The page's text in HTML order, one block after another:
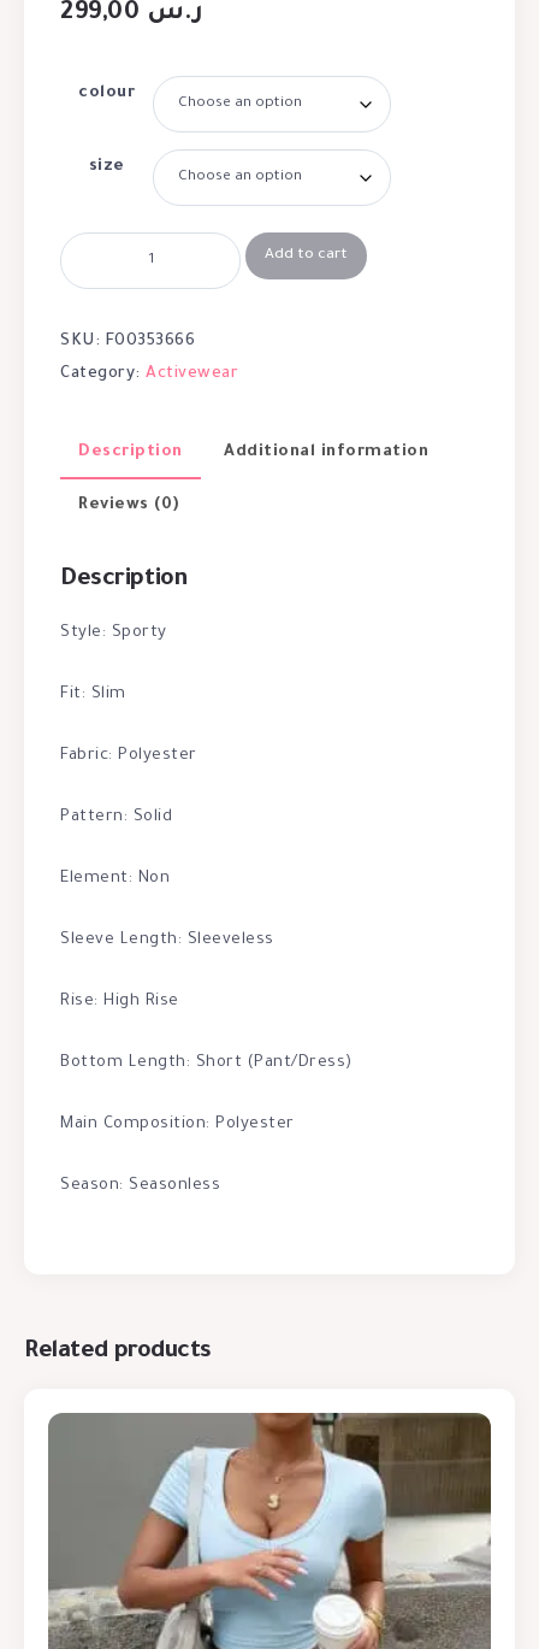
ر.س
colour
size
Add to cart
SKU: F00353666
Category: Activewear
Description Additional information
Reviews (0)
Description
Style: Sporty
Fit: Slim
Fabric: Polyester
Pattern: Solid
Element: Non
Sleeve Length: Sleeveless
Rise: High Rise
Bottom Length: Short (Pant/Dress)
Main Composition: Polyester
Season: Seasonless
Related products